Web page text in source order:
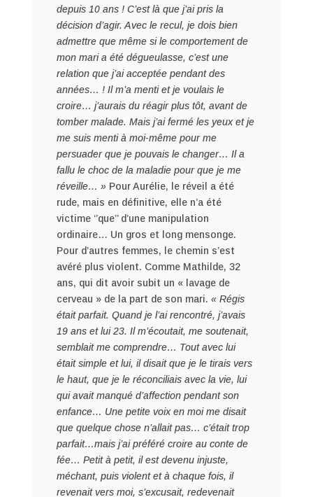
depuis 10 ans ! C’est là que j’ai pris la
décision d’agir. Avec le recul, je dois bien
admettre que même si le comportement de
mon mari a été dégueulasse, c’est une
relation que j’ai acceptée pendant des
années… ! Il m’a menti et je voulais le
croire… j’aurais du réagir plus tôt, avant de
tomber malade. Mais j’ai fermé les yeux et je
me suis menti à moi-même pour me
persuader que je pouvais le changer… Il a
fallu le choc de la maladie pour que je me
réveille… » Pour Aurélie, le réveil a été
rude, mais en définitive, elle n’a été
victime ‘’que’’ d’une manipulation
ordinaire… Un gros et long mensonge.
Pour d’autres femmes, le chemin s’est
avéré plus violent. Comme Mathilde, 32
ans, qui dit avoir subit un « lavage de
cerveau » de la part de son mari. « Régis
était parfait. Quand je l’ai rencontré, j’avais
19 ans et lui 23. Il m’écoutait, me soutenait,
semblait me comprendre… Tout avec lui
était simple et lui, il disait que je le tirais vers
le haut, que je le réconciliais avec la vie, lui
qui avait manqué d’affection pendant son
enfance… Une petite voix en moi me disait
que quelque chose n’allait pas… c’était trop
parfait…mais j’ai préféré croire au conte de
fée… Petit à petit, il est devenu injuste,
méchant, puis violent et à chaque fois, il
revenait vers moi, s’excusait, redevenait